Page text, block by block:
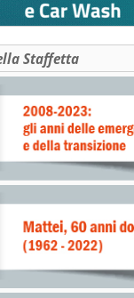
Staffetta